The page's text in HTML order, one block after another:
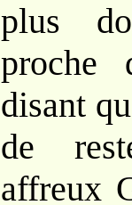
plus
proche
disant
de
affreux